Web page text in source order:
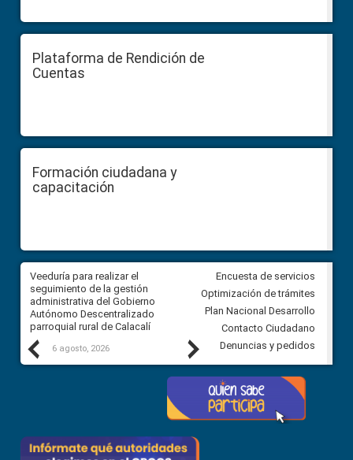
Plataforma de Rendición de
Cuentas
Formación ciudadana y
capacitación
Previous
Veeduría para realizar el
seguimiento de la gestión
administrativa del Gobierno
Autónomo Descentralizado
parroquial rural de Calacalí
6 agosto, 2026
Veeduría para vigilar los
derivados de la Audiencia
comunidad Urbina, parroquia
Carolina
5 agosto, 2026
Next
Encuesta de servicios
Optimización de trámites
Plan Nacional Desarrollo
Contacto Ciudadano
Denuncias y pedidos